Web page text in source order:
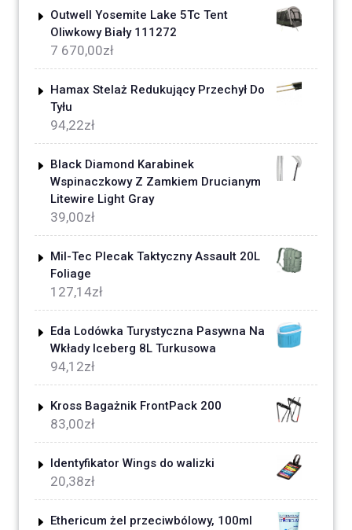
Outwell Yosemite Lake 5Tc Tent
Oliwkowy Biały 111272
7 670,00zł
Hamax Stelaż Redukujący Przechył Do
Tyłu
94,22zł
Black Diamond Karabinek
Wspinaczkowy Z Zamkiem Drucianym
Litewire Light Gray
39,00zł
Mil-Tec Plecak Taktyczny Assault 20L
Foliage
127,14zł
Eda Lodówka Turystyczna Pasywna Na
Wkłady Iceberg 8L Turkusowa
94,12zł
Kross Bagażnik FrontPack 200
83,00zł
Identyfikator Wings do walizki
20,38zł
Ethericum żel przeciwbólowy, 100ml